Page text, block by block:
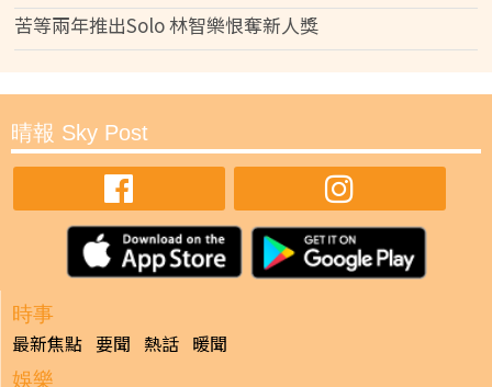
苦等兩年推出Solo 林智樂恨奪新人獎
晴報 Sky Post
時事
最新焦點 要聞 熱話 暖聞
娛樂